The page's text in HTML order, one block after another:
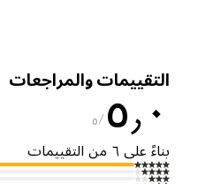
والمراجعات
٥
على ٦ من التقييمات